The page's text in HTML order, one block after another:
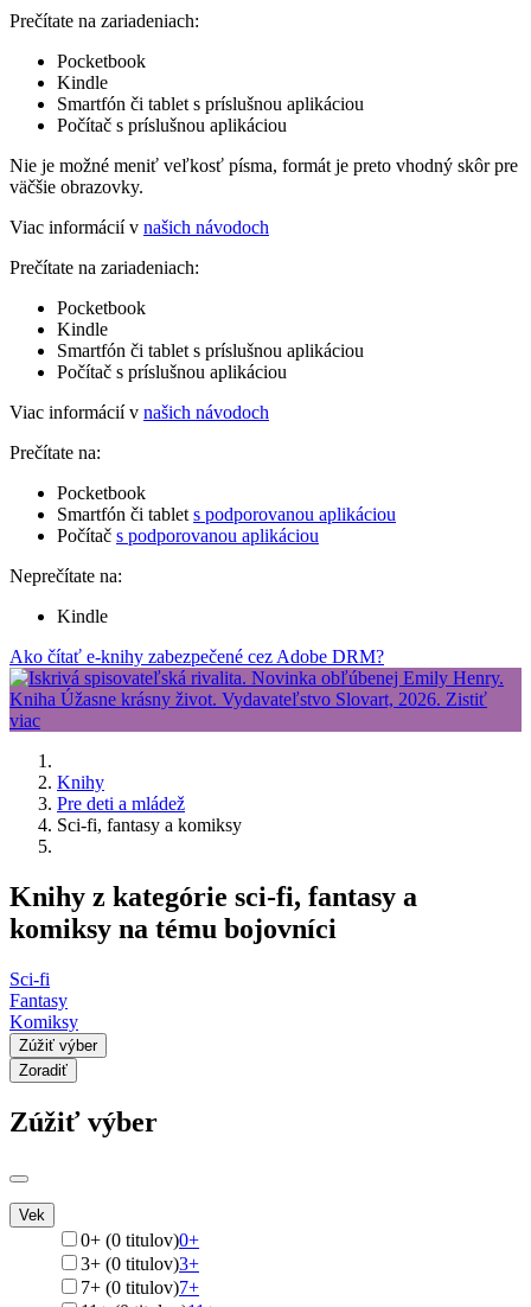
Prečítate na zariadeniach:
Pocketbook
Kindle
Smartfón či tablet s príslušnou aplikáciou
Počítač s príslušnou aplikáciou
Nie je možné meniť veľkosť písma, formát je preto vhodný skôr pre
väčšie obrazovky.
Viac informácií v našich návodoch
Prečítate na zariadeniach:
Pocketbook
Kindle
Smartfón či tablet s príslušnou aplikáciou
Počítač s príslušnou aplikáciou
Viac informácií v našich návodoch
Prečítate na:
Pocketbook
Smartfón či tablet s podporovanou aplikáciou
Počítač s podporovanou aplikáciou
Neprečítate na:
Kindle
Ako čítať e-knihy zabezpečené cez Adobe DRM?
Knihy
Pre deti a mládež
Sci-fi, fantasy a komiksy
Knihy z kategórie sci-fi, fantasy a
komiksy na tému bojovníci
Sci-fi
Fantasy
Komiksy
Zúžiť výber
Zoradiť
Zúžiť výber
Vek
0+ (0 titulov)0+
3+ (0 titulov)3+
7+ (0 titulov)7+